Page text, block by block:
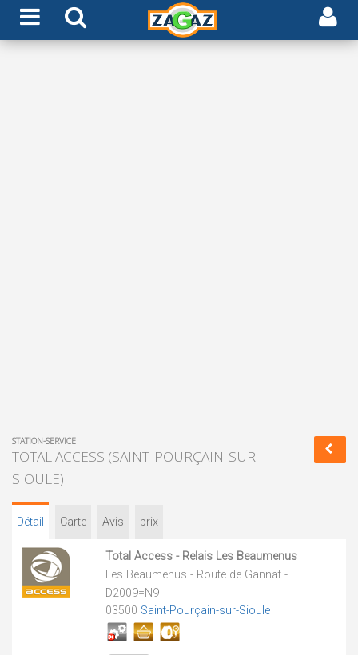
STATION-SERVICE
TOTAL ACCESS (SAINT-POURÇAIN-SUR-
SIOULE)
Détail Carte Avis prix
Total Access - Relais Les Beaumenus
Les Beaumenus - Route de Gannat -
D2009=N9
03500 Saint-Pourçain-sur-Sioule